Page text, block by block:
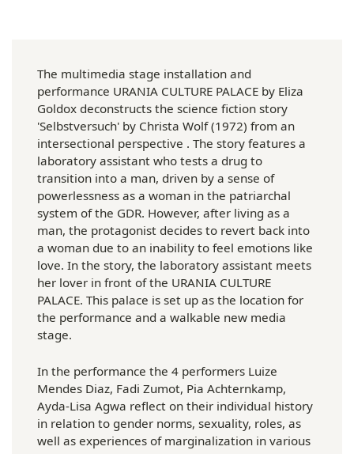
The multimedia stage installation and
performance URANIA CULTURE PALACE by Eliza
Goldox deconstructs the science fiction story
'Selbstversuch' by Christa Wolf (1972) from an
intersectional perspective . The story features a
laboratory assistant who tests a drug to
transition into a man, driven by a sense of
powerlessness as a woman in the patriarchal
system of the GDR. However, after living as a
man, the protagonist decides to revert back into
a woman due to an inability to feel emotions like
love. In the story, the laboratory assistant meets
her lover in front of the URANIA CULTURE
PALACE. This palace is set up as the location for
the performance and a walkable new media
stage.
In the performance the 4 performers Luize
Mendes Diaz, Fadi Zumot, Pia Achternkamp,
Ayda-Lisa Agwa reflect on their individual history
in relation to gender norms, sexuality, roles, as
well as experiences of marginalization in various